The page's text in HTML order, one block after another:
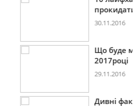
Що буде модним у
Дивні факти зі сфери іт,